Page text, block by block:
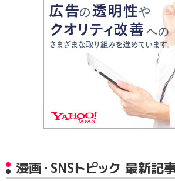
漫画・SNSトピック 最新記